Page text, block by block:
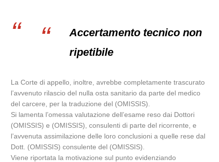
Accertamento tecnico non
ripetibile
La Corte di appello, inoltre, avrebbe completamente trascurato
l’avvenuto rilascio del nulla osta sanitario da parte del medico
del carcere, per la traduzione del (OMISSIS).
Si lamenta l’omessa valutazione dell’esame reso dai Dottori
(OMISSIS) e (OMISSIS), consulenti di parte del ricorrente, e
l’avvenuta assimilazione delle loro conclusioni a quelle rese dal
Dott. (OMISSIS) consulente del (OMISSIS).
Viene riportata la motivazione sul punto evidenziando